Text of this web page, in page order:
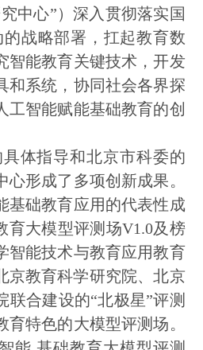
中心”）深入贯彻落实国
的战略部署，扛起教育数
智能教育关键技术，开发
和系统，协同社会各界探
工智能赋能基础教育的创
体指导和北京市科委的
形成了多项创新成果。
基础教育应用的代表性成
育大模型评测场V1.0及榜
智能技术与教育应用教育
京教育科学研究院、‌北京
联合建设的“北极星”评测
特色的大模型评测场。